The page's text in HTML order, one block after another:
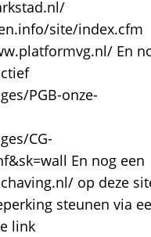
site/index.cfm
En
PGB-onze-
CG-
En nog een
op deze
steunen via
link